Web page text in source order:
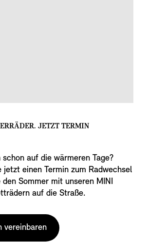
JETZT TERMIN
schon auf die wärmeren Tage?
jetzt einen Termin zum Radwechsel
Sommer mit unseren MINI
auf die Straße.
vereinbaren